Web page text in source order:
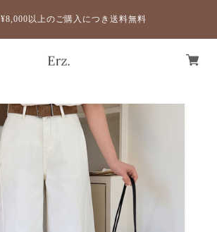
¥8,000以上のご購入につき送料無料